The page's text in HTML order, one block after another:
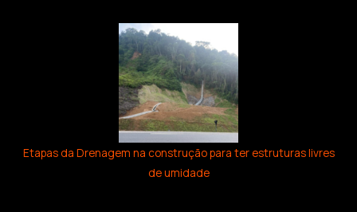
Etapas da Drenagem na construção para ter estruturas livres
de umidade